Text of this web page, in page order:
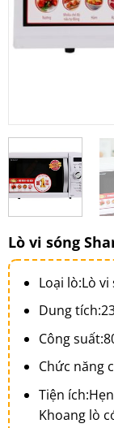
Lò vi sóng
Loại lò:Lò
Dung tích:
Công suất:
Chức năng
Tiện ích:
Khoang lò